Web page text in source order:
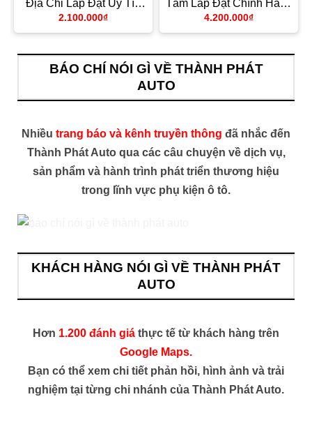
Địa Chỉ Lắp Đặt Uy Tín
TPHCM
2.100.000₫
Tâm Lắp Đặt Chính Hãng
Giá Tốt TPHCM
4.200.000₫
BÁO CHÍ NÓI GÌ VỀ THÀNH PHÁT
AUTO
Nhiều trang báo và kênh truyền thông đã nhắc đến
Thành Phát Auto qua các câu chuyện về dịch vụ,
sản phẩm và hành trình phát triển thương hiệu
trong lĩnh vực phụ kiện ô tô.
KHÁCH HÀNG NÓI GÌ VỀ THÀNH PHÁT
AUTO
Hơn 1.200 đánh giá thực tế từ khách hàng trên
Google Maps.
Bạn có thể xem chi tiết phản hồi, hình ảnh và trải
nghiệm tại từng chi nhánh của Thành Phát Auto.